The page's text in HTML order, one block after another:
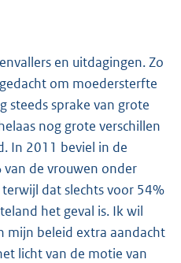
en uitdagingen. Zo
om moedersterfte
steeds sprake van grote
nog grote verschillen
In 2011 beviel in de
de vrouwen onder
dat slechts voor 54%
het geval is. Ik wil
mijn beleid extra aandacht
licht van de motie van